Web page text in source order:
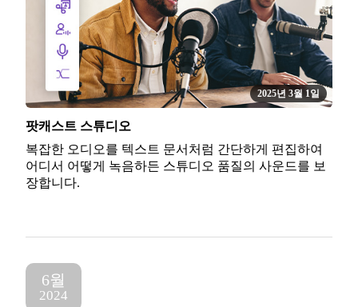
2025년 3월 1일
팟캐스트 스튜디오
복잡한 오디오를 텍스트 문서처럼 간단하게 편집하여
어디서 어떻게 녹음하든 스튜디오 품질의 사운드를 보
장합니다.
6월
2024